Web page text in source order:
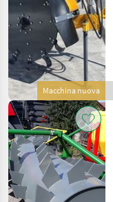
Macchina nuova